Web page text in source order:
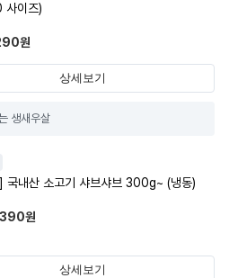
이즈)
원
상세보기
생새우살
국내산 소고기 샤브샤브 300g~ (냉동)
원
상세보기